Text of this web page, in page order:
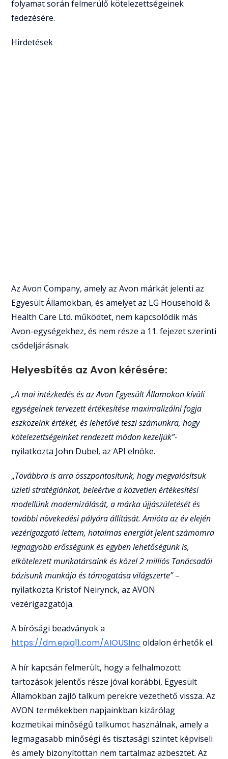
folyamat során felmerülő kötelezettségeinek
fedezésére.
Hirdetések
Az Avon Company, amely az Avon márkát jelenti az
Egyesült Államokban, és amelyet az LG Household &
Health Care Ltd. működtet, nem kapcsolódik más
Avon-egységekhez, és nem része a 11. fejezet szerinti
csődeljárásnak.
Helyesbítés az Avon kérésére:
„A mai intézkedés és az Avon Egyesült Államokon kívüli
egységeinek tervezett értékesítése maximalizálni fogja
eszközeink értékét, és lehetővé teszi számunkra, hogy
kötelezettségeinket rendezett módon kezeljük”-
nyilatkozta John Dubel, az API elnöke.
„Továbbra is arra összpontosítunk, hogy megvalósítsuk
üzleti stratégiánkat, beleértve a közvetlen értékesítési
modellünk modernizálását, a márka újjászületését és
további növekedési pályára állítását. Amióta az év elején
vezérigazgató lettem, hatalmas energiát jelent számomra
legnagyobb erősségünk és egyben lehetőségünk is,
elkötelezett munkatársaink és közel 2 milliós Tanácsadói
bázisunk munkája és támogatása világszerte”–
nyilatkozta Kristof Neirynck, az AVON
vezérigazgatója.
A bírósági beadványok a
https://dm.epiq11.com/AIOUSInc oldalon érhetők el.
A hír kapcsán felmerült, hogy a felhalmozott
tartozások jelentős része jóval korábbi, Egyesült
Államokban zajló talkum perekre vezethető vissza. Az
AVON termékekben napjainkban kizárólag
kozmetikai minőségű talkumot használnak, amely a
legmagasabb minőségi és tisztasági szintet képviseli
és amely bizonyítottan nem tartalmaz azbesztet. Az